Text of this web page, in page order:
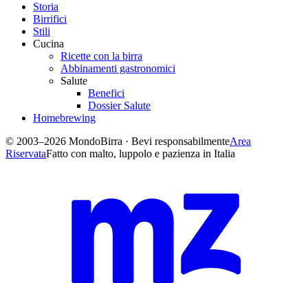
Storia
Birrifici
Stili
Cucina
Ricette con la birra
Abbinamenti gastronomici
Salute
Benefici
Dossier Salute
Homebrewing
© 2003–2026 MondoBirra · Bevi responsabilmenteArea
RiservataFatto con malto, luppolo e pazienza in Italia